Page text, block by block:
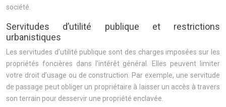
société.
Servitudes d’utilité publique et restrictions
urbanistiques
Les servitudes d’utilité publique sont des charges imposées sur les
propriétés foncières dans l’intérêt général. Elles peuvent limiter
votre droit d’usage ou de construction. Par exemple, une servitude
de passage peut obliger un propriétaire à laisser un accès à travers
son terrain pour desservir une propriété enclavée.